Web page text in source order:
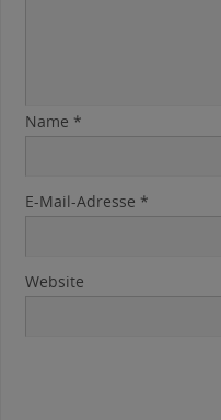
Name *
E-Mail-Adresse *
Website